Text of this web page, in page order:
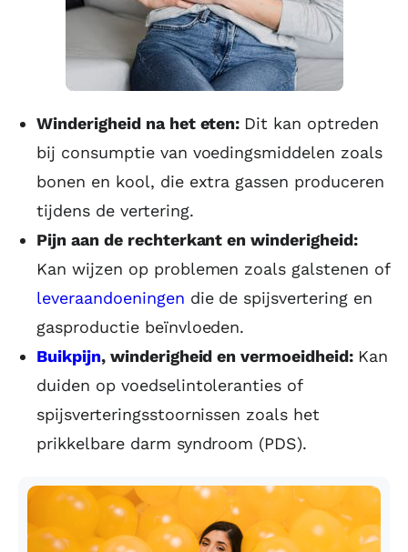
Winderigheid na het eten: Dit kan optreden
bij consumptie van voedingsmiddelen zoals
bonen en kool, die extra gassen produceren
tijdens de vertering.
Pijn aan de rechterkant en winderigheid:
Kan wijzen op problemen zoals galstenen of
leveraandoeningen die de spijsvertering en
gasproductie beïnvloeden.
Buikpijn, winderigheid en vermoeidheid: Kan
duiden op voedselintoleranties of
spijsverteringsstoornissen zoals het
prikkelbare darm syndroom (PDS).